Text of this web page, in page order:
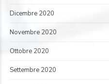
Dicembre 2020
Novembre 2020
Ottobre 2020
Settembre 2020